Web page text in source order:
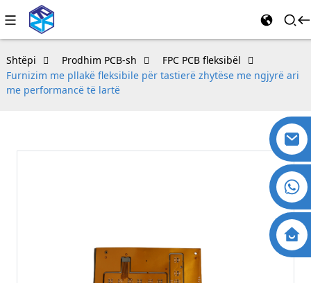
Shtëpi Prodhim PCB-sh
FPC PCB fleksibël
Furnizim me pllakë fleksibile për tastierë zhytëse me ngjyrë ari
me performancë të lartë